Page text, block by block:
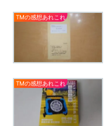
TMの感想あれこれ
TMの感想あれこれ